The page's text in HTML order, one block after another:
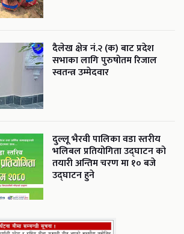
दैलेख क्षेत्र नं.२ (क) बाट प्रदेश
सभाका लागि पुरुषोतम रिजाल
स्वतन्त्र उम्मेदवार
दुल्लू भैरवी पालिका वडा स्तरीय
भलिबल प्रतियोगिता उद्घाटन को
तयारी अन्तिम चरण मा १० बजे
उद्घाटन हुने